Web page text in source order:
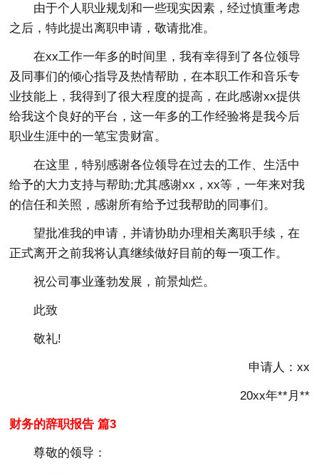
由于个人职业规划和一些现实因素，经过慎重考虑
之后，特此提出离职申请，敬请批准。
在xx工作一年多的时间里，我有幸得到了各位领导
及同事们的倾心指导及热情帮助，在本职工作和音乐专
业技能上，我得到了很大程度的提高，在此感谢xx提供
给我这个良好的平台，这一年多的工作经验将是我今后
职业生涯中的一笔宝贵财富。
在这里，特别感谢各位领导在过去的工作、生活中
给予的大力支持与帮助;尤其感谢xx，xx等，一年来对我
的信任和关照，感谢所有给予过我帮助的同事们。
望批准我的申请，并请协助办理相关离职手续，在
正式离开之前我将认真继续做好目前的每一项工作。
祝公司事业蓬勃发展，前景灿烂。
此致
敬礼!
申请人：xx
20xx年**月**
财务的辞职报告 篇3
尊敬的领导：